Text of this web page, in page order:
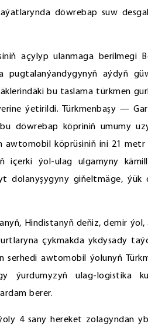
döwrebap suw
açylyp ulanmaga berilmegi
pugtalanýandygynyň aýdyň
bu taslama türkmen
ýetirildi. Türkmenbaşy —
döwrebap köpriniň umumy
köprüsiniň ini 21 metr
ýol-ulag ulgamyny
dolanyşygyny giňeltmäge, ýük
Hindistanyň deňiz, demir
çykmakda ykdysady
awtomobil ýolunyň
ýurdumyzyň ulag-logistika
berer.
4 sany hereket zolagyndan